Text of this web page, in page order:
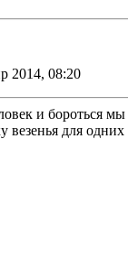
2014, 08:20
и бороться
везенья для